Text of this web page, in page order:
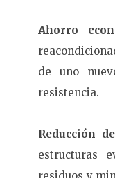
Ahorro
de uno
resistencia.
Reducción
estructuras